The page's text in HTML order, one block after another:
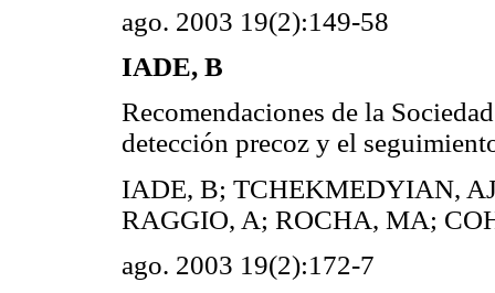
ago. 2003 19(2):149-58
IADE, B
Recomendaciones de la
detección precoz y el
IADE, B; TCHEKMEDYIAN,
RAGGIO, A; ROCHA, MA;
ago. 2003 19(2):172-7